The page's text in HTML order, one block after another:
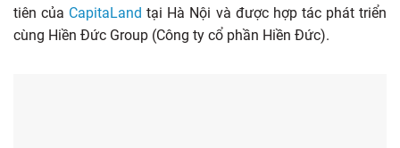
tiên của CapitaLand tại Hà Nội và được hợp tác phát triển
cùng Hiền Đức Group (Công ty cổ phần Hiền Đức).